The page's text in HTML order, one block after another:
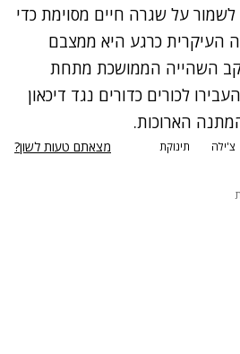
לשמור על שגרה חיים מסוימת כדי
העיקרית כרגע היא ממצבם
השהייה הממושכת מתחת
לכורים כדורים נגד דיכאון
הארוכות.
צ'ילה תינוקת מצאתם טעות לשון?